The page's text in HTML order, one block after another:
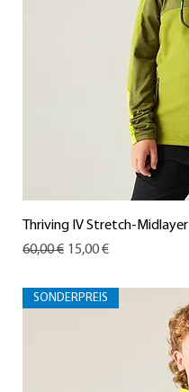
Thriving IV Stretch-Midlayer
Standardpreis
60,00 € Sale-Preis
15,00 €
SONDERPREIS